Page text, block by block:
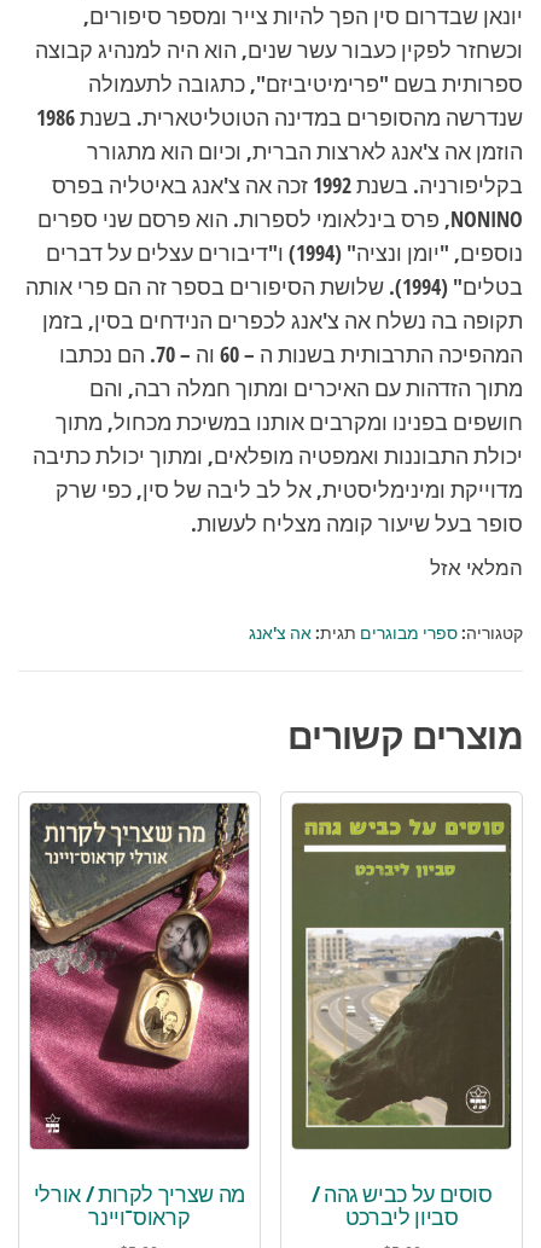
יונאן שבדרום סין הפך להיות צייר ומספר סיפורים,
וכשחזר לפקין כעבור עשר שנים, הוא היה למנהיג קבוצה
ספרותית בשם "פרימיטיביזם", כתגובה לתעמולה
שנדרשה מהסופרים במדינה הטוטליטארית. בשנת 1986
הוזמן אה צ'אנג לארצות הברית, וכיום הוא מתגורר
בקליפורניה. בשנת 1992 זכה אה צ'אנג באיטליה בפרס
NONINO, פרס בינלאומי לספרות. הוא פרסם שני ספרים
נוספים, "יומן ונציה" (1994) ו"דיבורים עצלים על דברים
בטלים" (1994). שלושת הסיפורים בספר זה הם פרי אותה
תקופה בה נשלח אה צ'אנג לכפרים הנידחים בסין, בזמן
המהפיכה התרבותית בשנות ה – 60 וה – 70. הם נכתבו
מתוך הזדהות עם האיכרים ומתוך חמלה רבה, והם
חושפים בפנינו ומקרבים אותנו במשיכת מכחול, מתוך
יכולת התבוננות ואמפטיה מופלאים, ומתוך יכולת כתיבה
מדוייקת ומינימליסטית, אל לב ליבה של סין, כפי שרק
סופר בעל שיעור קומה מצליח לעשות.
המלאי אזל
קטגוריה:ספרי מבוגרים תגית:אה צ'אנג
מוצרים קשורים
סוסים על כביש גהה /
סביון ליברכט
מה שצריך לקרות / אורלי
קראוס־ויינר